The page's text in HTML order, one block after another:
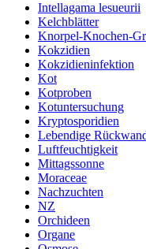
Intellagama lesueurii
Kelchblätter
Knorpel-Knochen-
Kokzidien
Kokzidieninfektion
Kot
Kotproben
Kotuntersuchung
Kryptosporidien
Lebendige
Luftfeuchtigkeit
Mittagssonne
Moraceae
Nachzuchten
NZ
Orchideen
Organe